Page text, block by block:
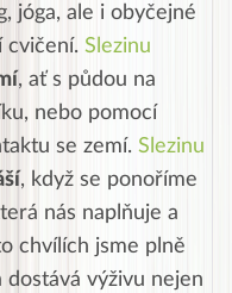
jóga, ale i obyčejné
cvičení. Slezinu
, ať s půdou na
nebo pomocí
se zemí. Slezinu
, když se ponoříme
nás naplňuje a
chvílích jsme plně
dostává výživu nejen